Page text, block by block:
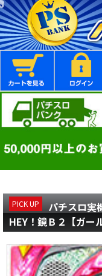
PICK UP
パチスロ
HEY！鏡Ｂ２【ガー